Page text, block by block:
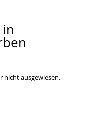
nicht ausgewiesen.